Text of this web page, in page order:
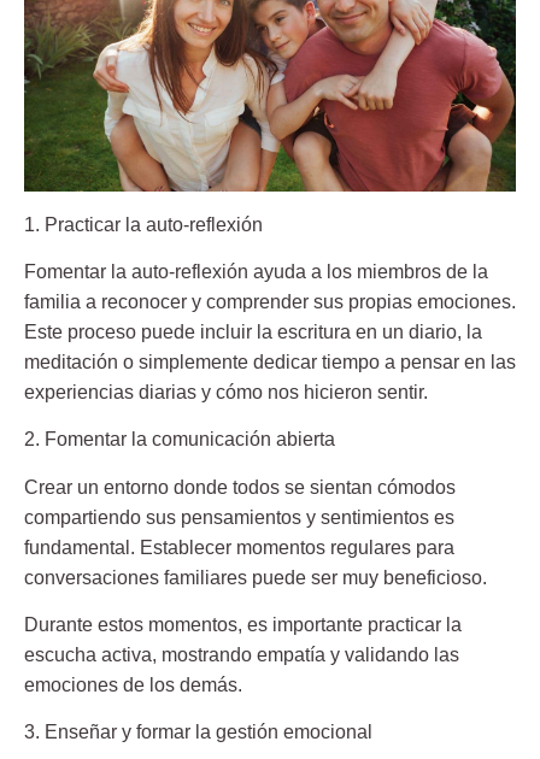
1. Practicar la auto-reflexión
Fomentar la auto-reflexión ayuda a los miembros de la
familia a reconocer y comprender sus propias emociones.
Este proceso puede incluir la escritura en un diario, la
meditación o simplemente dedicar tiempo a pensar en las
experiencias diarias y cómo nos hicieron sentir.
2. Fomentar la comunicación abierta
Crear un entorno donde todos se sientan cómodos
compartiendo sus pensamientos y sentimientos es
fundamental. Establecer momentos regulares para
conversaciones familiares puede ser muy beneficioso.
Durante estos momentos, es importante practicar la
escucha activa, mostrando empatía y validando las
emociones de los demás.
3. Enseñar y formar la gestión emocional